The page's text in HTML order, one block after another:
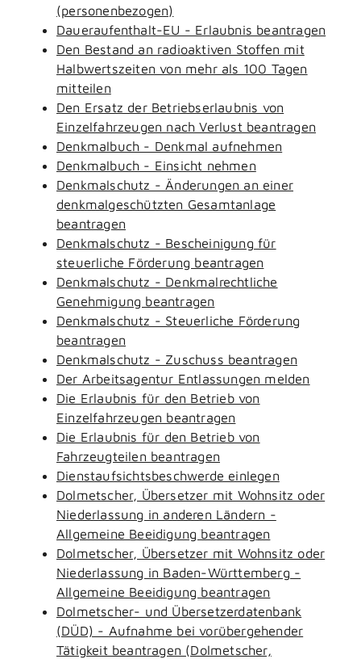
(personenbezogen)
Daueraufenthalt-EU - Erlaubnis beantragen
Den Bestand an radioaktiven Stoffen mit
Halbwertszeiten von mehr als 100 Tagen
mitteilen
Den Ersatz der Betriebserlaubnis von
Einzelfahrzeugen nach Verlust beantragen
Denkmalbuch - Denkmal aufnehmen
Denkmalbuch - Einsicht nehmen
Denkmalschutz - Änderungen an einer
denkmalgeschützten Gesamtanlage
beantragen
Denkmalschutz - Bescheinigung für
steuerliche Förderung beantragen
Denkmalschutz - Denkmalrechtliche
Genehmigung beantragen
Denkmalschutz - Steuerliche Förderung
beantragen
Denkmalschutz - Zuschuss beantragen
Der Arbeitsagentur Entlassungen melden
Die Erlaubnis für den Betrieb von
Einzelfahrzeugen beantragen
Die Erlaubnis für den Betrieb von
Fahrzeugteilen beantragen
Dienstaufsichtsbeschwerde einlegen
Dolmetscher, Übersetzer mit Wohnsitz oder
Niederlassung in anderen Ländern -
Allgemeine Beeidigung beantragen
Dolmetscher, Übersetzer mit Wohnsitz oder
Niederlassung in Baden-Württemberg -
Allgemeine Beeidigung beantragen
Dolmetscher- und Übersetzerdatenbank
(DÜD) - Aufnahme bei vorübergehender
Tätigkeit beantragen (Dolmetscher,